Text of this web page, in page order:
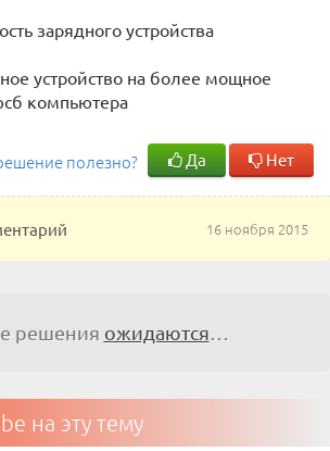
зарядного устройства
устройство на более мощное
компьютера
полезно? Да Нет
16 ноября 2015
решения ожидаются
на эту тему